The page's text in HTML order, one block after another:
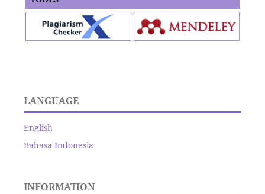
LANGUAGE
English
Bahasa Indonesia
INFORMATION